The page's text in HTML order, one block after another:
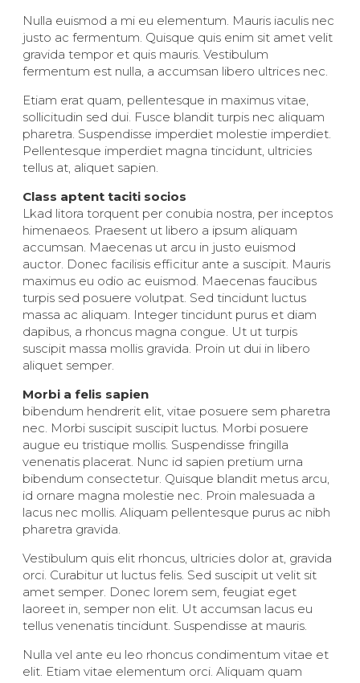
Nulla euismod a mi eu elementum. Mauris iaculis nec
justo ac fermentum. Quisque quis enim sit amet velit
gravida tempor et quis mauris. Vestibulum
fermentum est nulla, a accumsan libero ultrices nec.
Etiam erat quam, pellentesque in maximus vitae,
sollicitudin sed dui. Fusce blandit turpis nec aliquam
pharetra. Suspendisse imperdiet molestie imperdiet.
Pellentesque imperdiet magna tincidunt, ultricies
tellus at, aliquet sapien.
Class aptent taciti socios
Lkad litora torquent per conubia nostra, per inceptos
himenaeos. Praesent ut libero a ipsum aliquam
accumsan. Maecenas ut arcu in justo euismod
auctor. Donec facilisis efficitur ante a suscipit. Mauris
maximus eu odio ac euismod. Maecenas faucibus
turpis sed posuere volutpat. Sed tincidunt luctus
massa ac aliquam. Integer tincidunt purus et diam
dapibus, a rhoncus magna congue. Ut ut turpis
suscipit massa mollis gravida. Proin ut dui in libero
aliquet semper.
Morbi a felis sapien
bibendum hendrerit elit, vitae posuere sem pharetra
nec. Morbi suscipit suscipit luctus. Morbi posuere
augue eu tristique mollis. Suspendisse fringilla
venenatis placerat. Nunc id sapien pretium urna
bibendum consectetur. Quisque blandit metus arcu,
id ornare magna molestie nec. Proin malesuada a
lacus nec mollis. Aliquam pellentesque purus ac nibh
pharetra gravida.
Vestibulum quis elit rhoncus, ultricies dolor at, gravida
orci. Curabitur ut luctus felis. Sed suscipit ut velit sit
amet semper. Donec lorem sem, feugiat eget
laoreet in, semper non elit. Ut accumsan lacus eu
tellus venenatis tincidunt. Suspendisse at mauris.
Nulla vel ante eu leo rhoncus condimentum vitae et
elit. Etiam vitae elementum orci. Aliquam quam